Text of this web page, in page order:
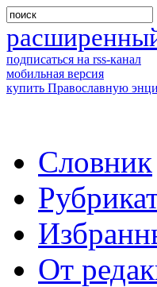
подписаться на rss-канал
мобильная версия
купить Православную
Словник
От